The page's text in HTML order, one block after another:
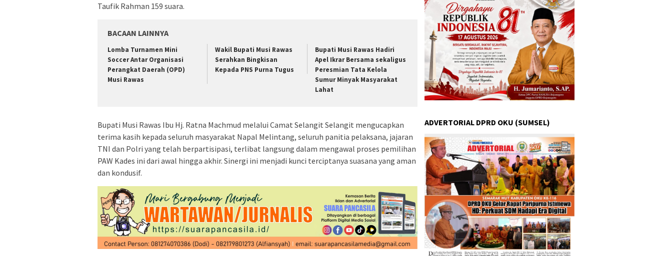
Taufik Rahman 159 suara.
BACAAN LAINNYA
Lomba Turnamen Mini
Soccer Antar Organisasi
Perangkat Daerah (OPD)
Musi Rawas
Wakil Bupati Musi Rawas
Serahkan Bingkisan
Kepada PNS Purna Tugus
Bupati Musi Rawas Hadiri
Apel Ikrar Bersama sekaligus
Peresmian Tata Kelola
Sumur Minyak Masyarakat
Lahat
Bupati Musi Rawas Ibu Hj. Ratna Machmud melalui Camat Selangit Selangit mengucapkan
terima kasih kepada seluruh masyarakat Napal Melintang, seluruh panitia pelaksana, jajaran
TNI dan Polri yang telah berpartisipasi, terlibat langsung dalam mengawal proses pemilihan
PAW Kades ini dari awal hingga akhir. Sinergi ini menjadi kunci terciptanya suasana yang aman
dan kondusif.
ADVERTORIAL DPRD OKU (SUMSEL)